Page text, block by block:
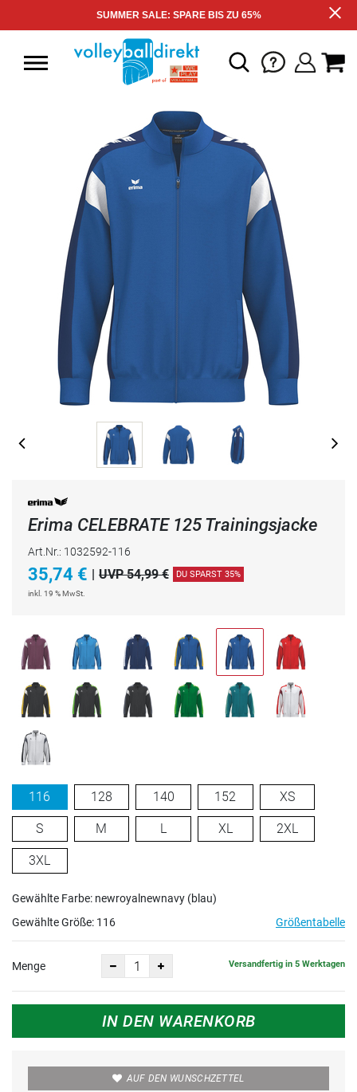
SUMMER SALE: SPARE BIS ZU 65%
Erima CELEBRATE 125 Trainingsjacke
Art.Nr.: 1032592-116
35,74 € | UVP 54,99 € DU SPARST 35%
inkl. 19 % MwSt.
116 128 140 152 XS
S M L XL 2XL
3XL
Gewählte Farbe: newroyalnewnavy (blau)
Gewählte Größe: 116 Größentabelle
Menge Versandfertig in 5 Werktagen
IN DEN WARENKORB
AUF DEN WUNSCHZETTEL